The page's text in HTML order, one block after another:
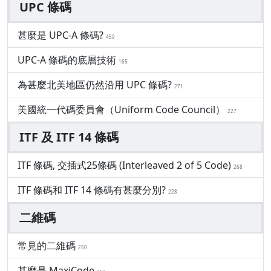
UPC 條碼
甚麼是 UPC-A 條碼? 459
UPC-A 條碼的底層技術 165
為甚麼北美地區仍然沿用 UPC 條碼? 271
美國統一代碼委員會（Uniform Code Council） 227
ITF 及 ITF 14 條碼
ITF 條碼, 交插式25條碼 (Interleaved 2 of 5 Code) 268
ITF 條碼和 ITF 14 條碼有甚麼分別? 228
二維碼
常見的二維碼 250